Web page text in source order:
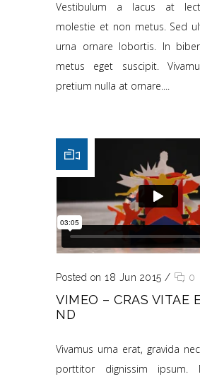
Vestibulum a lacus at
molestie et non metus. Sed
urna ornare lobortis. In
metus eget suscipit.
pretium nulla at ornare....
Posted on 18 Jun 2015 / 0
VIMEO – CRAS VITAE
ND
Vivamus urna erat, gravida
porttitor dignissim ipsum.